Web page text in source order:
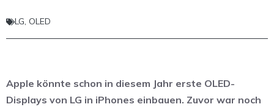
LG, OLED
Apple könnte schon in diesem Jahr erste OLED-
Displays von LG in iPhones einbauen. Zuvor war noch